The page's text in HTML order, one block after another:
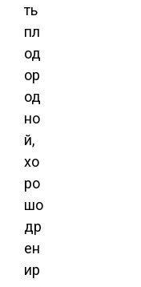
ть
пл
од
ор
од
но
й,
хо
ро
шо
др
ен
ир